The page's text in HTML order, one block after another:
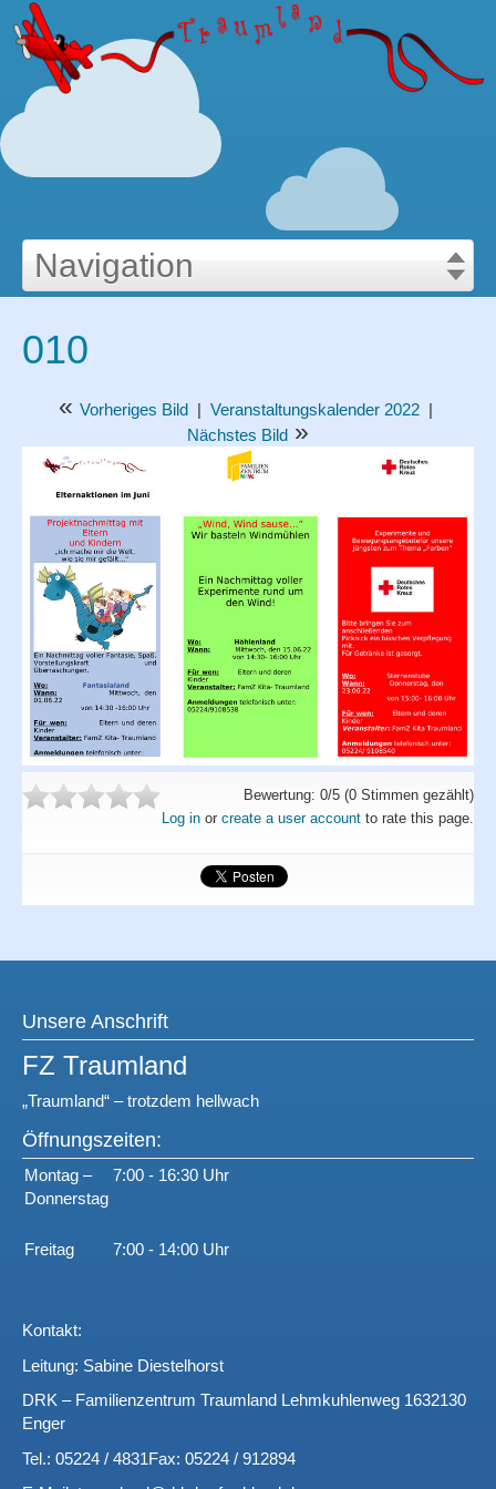
Navigation
Bastelecke
Videos
Veranstaltungskalender
Angebote
Termine
Projekte
Orientierung
Förderverein
2022
010
« Vorheriges Bild | Veranstaltungskalender 2022 |
Nächstes Bild »
Bewertung: 0/5 (0 Stimmen gezählt)
Log in or create a user account to rate this page.
Unsere Anschrift
FZ Traumland
„Traumland“ – trotzdem hellwach
Öffnungszeiten:
Montag –
Donnerstag
7:00 - 16:30 Uhr
Freitag 7:00 - 14:00 Uhr
Kontakt:
Leitung: Sabine Diestelhorst
DRK – Familienzentrum Traumland Lehmkuhlenweg 1632130
Enger
Tel.: 05224 / 4831Fax: 05224 / 912894